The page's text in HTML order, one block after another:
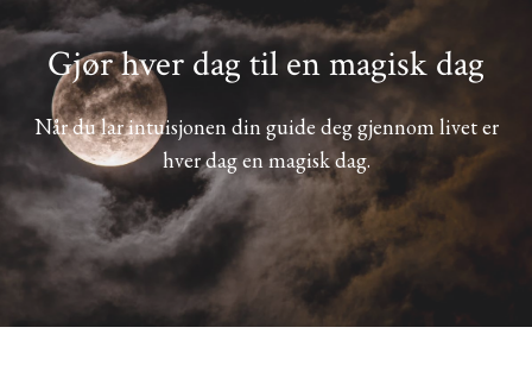
Gjør hver dag til en magisk dag
Når du lar intuisjonen din guide deg gjennom livet er
hver dag en magisk dag.